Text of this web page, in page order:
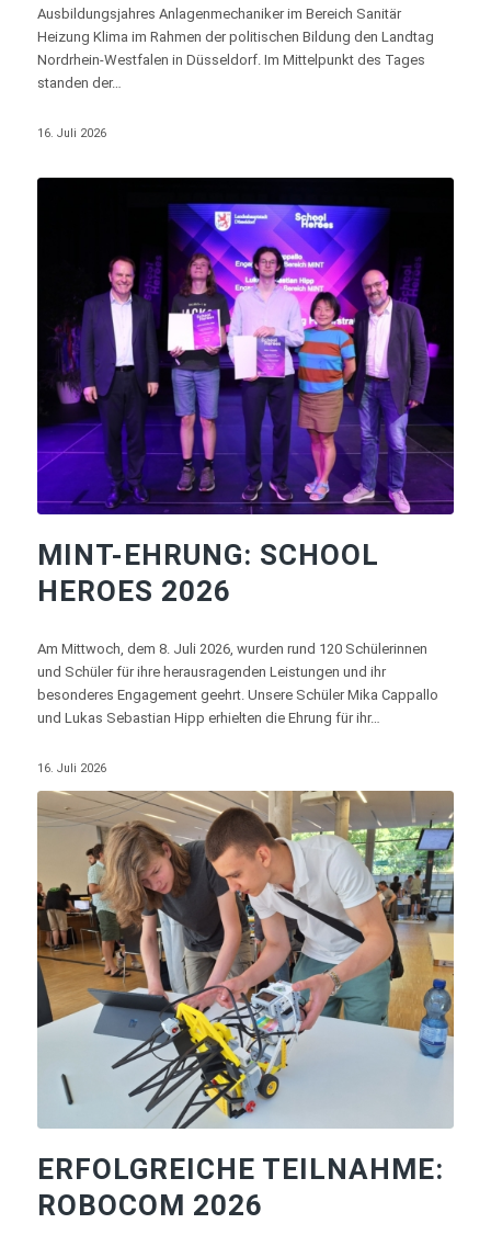
Ausbildungsjahres Anlagenmechaniker im Bereich Sanitär
Heizung Klima im Rahmen der politischen Bildung den Landtag
Nordrhein-Westfalen in Düsseldorf. Im Mittelpunkt des Tages
standen der…
16. Juli 2026
MINT-EHRUNG: SCHOOL
HEROES 2026
Am Mittwoch, dem 8. Juli 2026, wurden rund 120 Schülerinnen
und Schüler für ihre herausragenden Leistungen und ihr
besonderes Engagement geehrt. Unsere Schüler Mika Cappallo
und Lukas Sebastian Hipp erhielten die Ehrung für ihr…
16. Juli 2026
ERFOLGREICHE TEILNAHME:
ROBOCOM 2026